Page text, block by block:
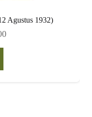
Agustus 1932)